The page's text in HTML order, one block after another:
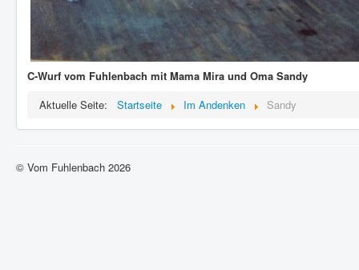
C-Wurf vom Fuhlenbach mit Mama Mira und Oma Sandy
Aktuelle Seite:
Startseite Im Andenken Sandy
© Vom Fuhlenbach 2026